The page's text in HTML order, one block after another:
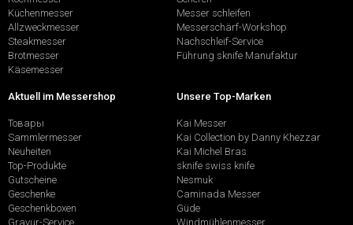
Küchenmesser
Allzweckmesser
Steakmesser
Brotmesser
Käsemesser
Messer schleifen
Messerschärf-Workshop
Nachschleif-Service
Führung sknife Manufaktur
Aktuell im Messershop
Товары
Sammlermesser
Neuheiten
Top-Produkte
Gutscheine
Geschenke
Geschenkboxen
Gravur-Service
Unsere Top-Marken
Kai Messer
Kai Collection by Danny Khezzar
Kai Michel Bras
sknife swiss knife
Nesmuk
Caminada Messer
Güde
Windmühlenmesser